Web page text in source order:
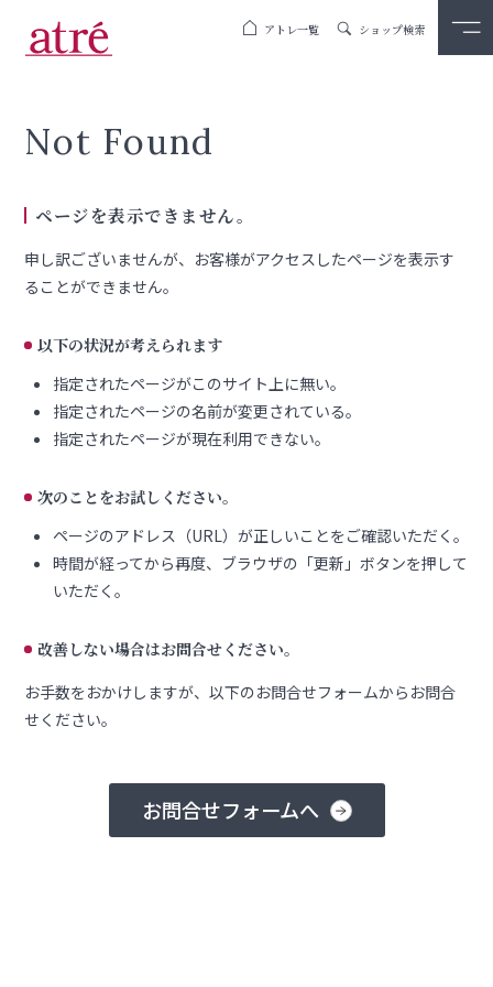
アトレ一覧 ショップ検索
Not Found
ページを表示できません。
申し訳ございませんが、お客様がアクセスしたページを表示す
ることができません。
以下の状況が考えられます
指定されたページがこのサイト上に無い。
指定されたページの名前が変更されている。
指定されたページが現在利用できない。
次のことをお試しください。
ページのアドレス（URL）が正しいことをご確認いただく。
時間が経ってから再度、ブラウザの「更新」ボタンを押して
いただく。
改善しない場合はお問合せください。
お手数をおかけしますが、以下のお問合せフォームからお問合
せください。
お問合せフォームへ